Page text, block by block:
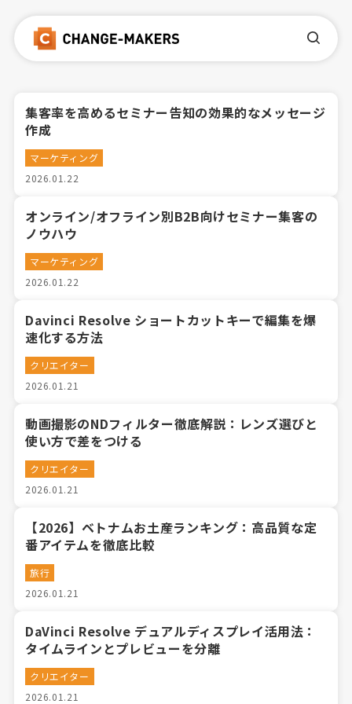
集客率を高めるセミナー告知の効果的なメッセージ
作成
マーケティング
2026.01.22
オンライン/オフライン別B2B向けセミナー集客の
ノウハウ
マーケティング
2026.01.22
Davinci Resolve ショートカットキーで編集を爆
速化する方法
クリエイター
2026.01.21
動画撮影のNDフィルター徹底解説：レンズ選びと
使い方で差をつける
クリエイター
2026.01.21
【2026】ベトナムお土産ランキング：高品質な定
番アイテムを徹底比較
旅行
2026.01.21
DaVinci Resolve デュアルディスプレイ活用法：
タイムラインとプレビューを分離
クリエイター
2026.01.21